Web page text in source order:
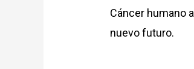
Cáncer humano
nuevo futuro.